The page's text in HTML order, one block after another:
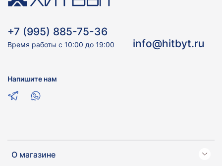
О магазине
+7 (995) 885-75-36
Время работы с 10:00 до 19:00 info@hitbyt.ru
Напишите нам